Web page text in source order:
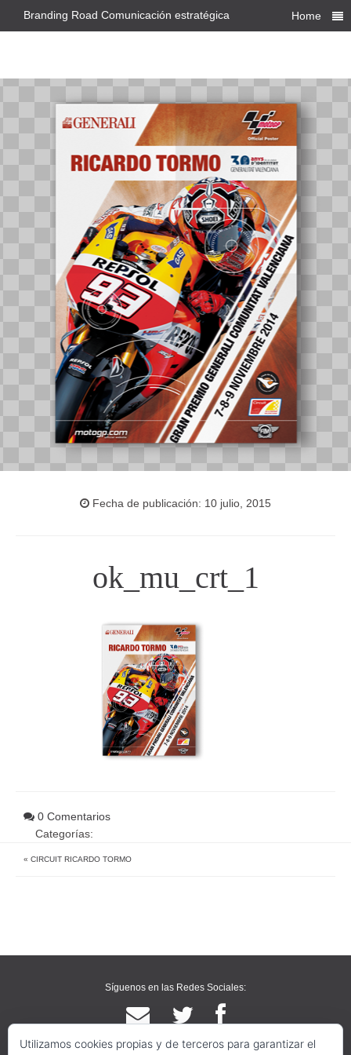
Branding Road Comunicación estratégica Home
Fecha de publicación: 10 julio, 2015
ok_mu_crt_1
0 Comentarios
Categorías:
« CIRCUIT RICARDO TORMO
Síguenos en las Redes Sociales:
Utilizamos cookies propias y de terceros para garantizar el